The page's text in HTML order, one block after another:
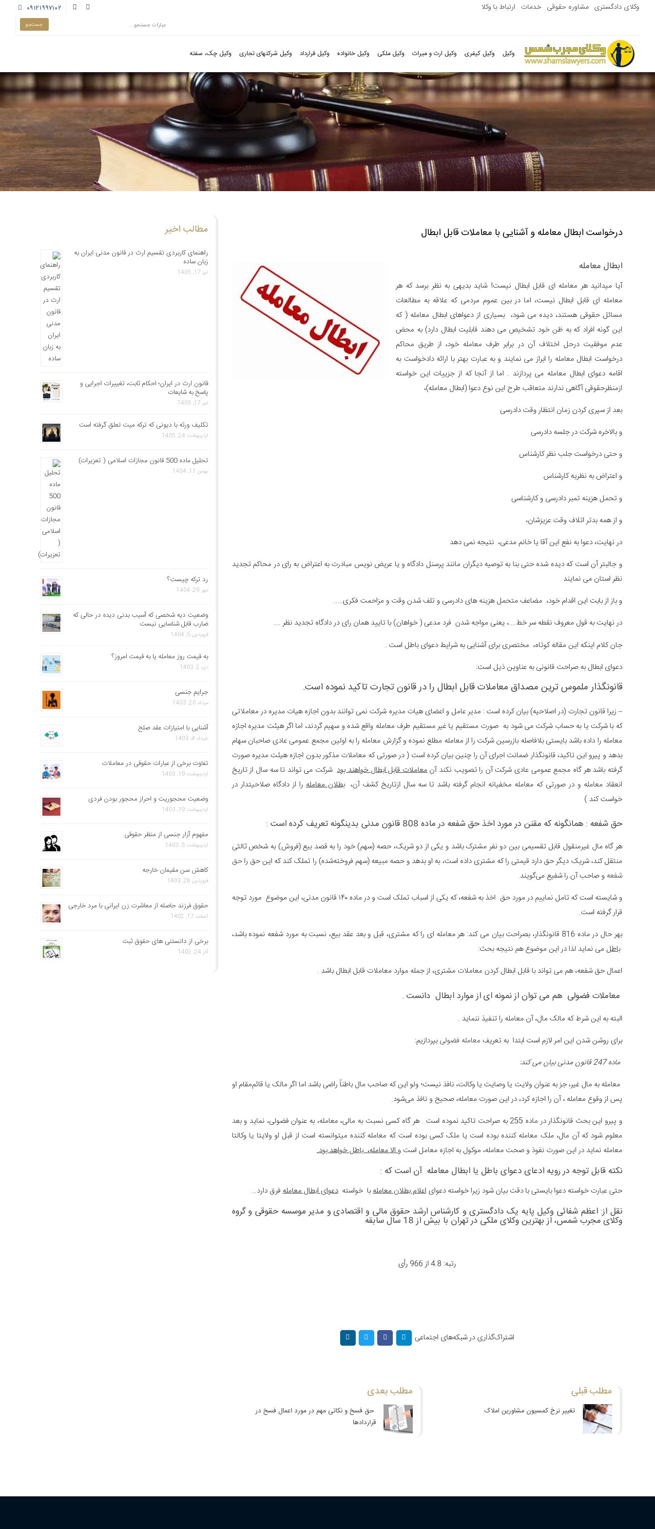
۰۹۱۲۱۹۹۷۱۰۲ وکلای دادگستری مشاوره حقوقی خدمات ارتباط با وکلا
وکیل وکیل کیفری وکیل ارث و میراث وکیل ملکی وکیل خانواده وکیل قرارداد وکیل شرکتهای تجاری وکیل چک، سفته
درخواست ابطال معامله و آشنایی با معاملات قابل ابطال
ابطال معامله
آیا میدانید هر معامله ای قابل ابطال نیست! شاید بدیهی به نظر برسد که هر
معامله ای قابل ابطال نیست، اما در بین عموم مردمی که علاقه به مطالعات
مسائل حقوقی هستند، دیده می شود، بسیاری از دعواهای ابطال معامله ( که
این گونه افراد که به ظن خود تشخیص می دهند قابلیت ابطال دارد) به محض
عدم موفقیت درحل اختلاف آن در برابر طرف معامله خود، از طریق محاکم
درخواست ابطال معامله را ابراز می نمایند و به عبارت بهتر با ارائه دادخواست به
اقامه دعوای ابطال معامله می پردازند . اما از آنجا که از جزییات این خواسته
ازمنظرحقوقی آگاهی ندارند متعاقب طرح این نوع دعوا (ابطال معامله)،
بعد از سپری کردن زمان انتظار وقت دادرسی
و بالاخره شرکت در جلسه دادرسی
و حتی درخواست جلب نظر کارشناس
و اعتراض به نظریه کارشناس
و تحمل هزینه تمبر دادرسی و کارشناسی
و از همه بدتر اتلاف وقت عزیزشان،
در نهایت، دعوا به نفع این آقا یا خانم مدعی، نتیجه نمی دهد
و جالبتر آن است که دیده شده حتی بنا به توصیه دیگران مانند پرسنل دادگاه و یا عریض نویس مبادرت به اعتراض به رای در محاکم تجدید
نظر استان می نمایند
و باز از بابت این اقدام خود، مضاعف متحمل هزینه های دادرسی و تلف شدن وقت و مزاحمت فکری…..
در نهایت به قول معروف نقطه سر خط….، یعنی مواجه شدن فرد مدعی ( خواهان) با تایید همان رای در دادگاه تجدید نظر ….
جان کلام اینکه این مقاله کوتاه، مختصری برای آشنایی به شرایط دعوای باطل است .
دعوای ابطال به صراحت قانونی به عناوین ذیل است:
قانونگذار ملموس ترین مصداق معاملات قابل ابطال را در قانون تجارت تاکید نموده است.
– زیرا قانون تجارت (در اصلاحیه) بیان کرده است : مدیر عامل و اعضای هیات مدیره شرکت نمی توانند بدون اجازه هیات مدیره در معاملاتی
که با شرکت یا به حساب شرکت می شود به صورت مستقیم یا غیر مستقیم طرف معامله واقع شده و سهیم گردند، اما اگر هیئت مدیره اجازه
معامله را داده باشد بایستی بلافاصله بازرسین شرکت را از معامله مطلع نموده و گزارش معامله را به اولین مجمع عمومی عادی صاحبان سهام
بدهد و پیرو این تاکید، قانونگذار ضمانت اجرای آن را چنین بیان کرده است ( در صورتی که معاملات مذکور بدون اجازه هیئت مدیره صورت
گرفته باشد هر گاه مجمع عمومی عادی شرکت آن را تصویب نکند آنمعاملات قابل ابطال خواهند بودشرکت می تواند تا سه سال از تاریخ
انعقاد معامله و در صورتی که معامله مخفیانه انجام گرفته باشد تا سه سال ازتاریخ کشف آن،بطلان معاملهرا از دادگاه صلاحیتدار در
خواست کند )
حق شفعه : همانگونه که مقنن در مورد اخذ حق شفعه در ماده 808 قانون مدنی بدینگونه تعریف کرده است :
هر ‌گاه مال غیرمنقول قابل تقسیمی بین دو نفر مشترک باشد و یکی از دو شریک، حصه (سهم) خود را به قصد بیع (فروش) به شخص ثالثی
منتقل کند، شریک دیگر حق دارد قیمتی را که مشتری داده است، به او بدهد و حصه مبیعه (سهم فروخته‌شده) را تملک کند که این حق راحق
شفعه و صاحب آن را شفیع می‌گویند.
و شایسته است که تامل نماییم در مورد حق اخذ به شفعه، که یکی از اسباب تملک است و در ماده ۱۴۰ قانون مدنی، این موضوع مورد توجه
قرار گرفته است.
بهر حال در ماده 816 قانونگذار، بصراحت بیان می کند: هر معامله ای را که مشتری، قبل و بعد عقد بیع، نسبت به مورد شفعه نموده باشد،
باطل می نماید لذا در این موضوع هم نتیجه بحث:
اعمال حق شفعه، هم می تواند با قابل ابطال کردن معاملات مشتری، از جمله موارد معاملات قابل ابطال باشد .
معاملات فضولی هم می توان از نمونه ای از موارد ابطال دانست .
البته به این شرط که مالک مال، آن معامله را تنفیذ ننماید .
برای روشن شدن این امر لازم است ابتدا به تعریف معامله فضولی بپردازیم:
ماده 247 قانون مدنی بیان می کند:
معامله به مال غیر، جز به عنوان ولایت یا وصایت یا وکالت، نافذ نیست؛ ولو این که صاحب مال باطناً راضی باشد اما اگر مالک یا قائم‌مقام او
پس از وقوع معامله ، آن را اجازه کرد، در این صورت معامله، صحیح و نافذ می‌شود.
و پیرو این بحث قانونگذار در ماده 255 به صراحت تاکید نموده است . هر گاه کسی نسبت به مالی، معامله، به عنوان فضولی، نماید و بعد
معلوم شود که آن مال، ملک معامله‌ کننده بوده است یا ملک کسی بوده‌ است که معامله‌ کننده میتوانسته است از قبل او ولایتا یا وکالتا
معامله نماید در این صورت نفوذ و صحت معامله، موکول به اجازه معامل است و الا ‌معامله، باطل خواهد بود.
نکته قابل توجه در رویه ادعای دعوای باطل یا ابطال معامله آن است که :
حتی عبارت خواسته دعوا بایستی با دقت بیان شود زیرا خواسته دعوایاعلام بطلان معاملهبا خواستهدعوای ابطال معاملهفرق دارد…
نقل از: اعظم شفائی وکیل پایه یک دادگستری و کارشناس ارشد حقوق مالی و اقتصادی و مدیر موسسه حقوقی و گروه
وکلای مجرب شمس، از بهترین وکلای ملکی در تهرانبا بیش از 18 سال سابقه
رتبه: 4.8 از 966 رأی
اشتراک‌گذاری در شبکه‌های اجتماعی
مطلب قبلی
تغییر نرخ کمسیون مشاورین املاک
مطلب بعدی
حق فسخ و نکاتی مهم در مورد اعمال فسخ در
قراردادها
مطالب اخیر
راهنمای کاربردی تقسیم ارث در قانون مدنی ایران به
زبان ساده
تیر 17, 1405
قانون ارث در ایران؛ احکام ثابت، تغییرات اجرایی و
پاسخ به شایعات
تیر 17, 1405
تکلیف ورثه با دیونی که ترکه میت تعلق گرفته است
اردیبهشت 24, 1405
تحلیل ماده 500 قانون مجازات اسلامی ( تعزیرات)
بهمن 11, 1404
رد ترکه چیست؟
مهر 29, 1404
وضعیت دیه شخصی که آسیب بدنی دیده در حالی که
ضارب قابل شناسایی نیست
فروردین 5, 1404
به قیمت روز معامله یا به قیمت امروز؟
دی 2, 1403
جرایم جنسی
مرداد 20, 1403
آشنایی با امتیازات عقد صلح
خرداد 4, 1403
تفاوت برخی از عبارات حقوقی در معاملات
اردیبهشت 19, 1403
وضعیت محجوریت و احراز محجور بودن فردی
اردیبهشت 19, 1403
مفهوم آزار جنسی از منظر حقوقی
اردیبهشت 5, 1403
کاهش سن مقیمان خارجه
فروردین 28, 1403
حقوق فرزند حاصله از معاشرت زن ایرانی با مرد خارجی
اسفند 17, 1402
برخی از دانستنی های حقوق ثبت
آذر 24, 1402